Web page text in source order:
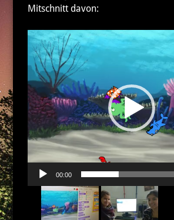
Mitschnitt davon:
Video-
Player
00:00